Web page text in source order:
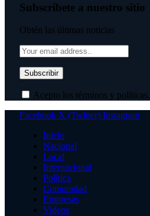
Subscríbete a nuestro sitio
Obtén las últimas noticias
Acepto los términos y políticas.
Facebook X (Twitter) Instagram
Inicio
Nacional
Local
Internacional
Política
Comunidad
Empresas
Videos